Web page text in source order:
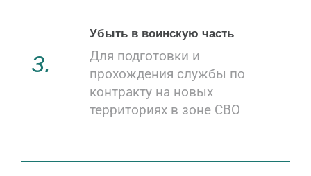
3.
Убыть в воинскую часть
Для подготовки и
прохождения службы по
контракту на новых
территориях в зоне СВО